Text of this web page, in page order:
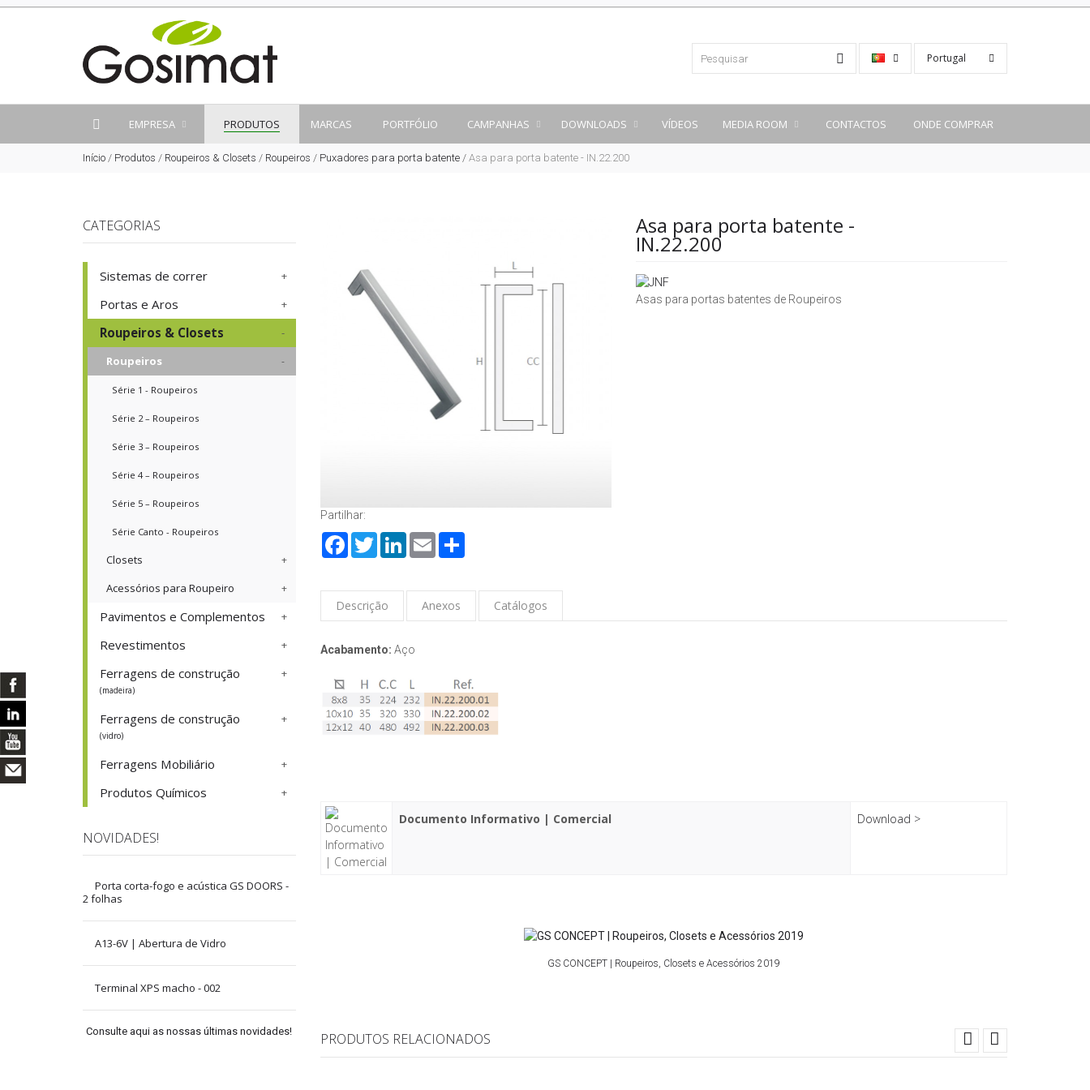
Portugal
EMPRESA PRODUTOS MARCAS PORTFÓLIO CAMPANHAS DOWNLOADS VÍDEOS MEDIA ROOM CONTACTOS ONDE COMPRAR
Início / Produtos / Roupeiros & Closets / Roupeiros / Puxadores para porta batente / Asa para porta batente - IN.22.200
CATEGORIAS
Sistemas de correr
Portas e Aros
Roupeiros & Closets
Roupeiros
Série 1 - Roupeiros
Série 2 – Roupeiros
Série 3 – Roupeiros
Série 4 – Roupeiros
Série 5 – Roupeiros
Série Canto - Roupeiros
Closets
Acessórios para Roupeiro
Pavimentos e Complementos
Revestimentos
Ferragens de construção
(madeira)
Ferragens de construção
(vidro)
Ferragens Mobiliário
Produtos Químicos
NOVIDADES!
Porta corta-fogo e acústica GS DOORS -
2 folhas
A13-6V | Abertura de Vidro
Terminal XPS macho - 002
Consulte aqui as nossas últimas novidades!
Partilhar:
FacebookTwitterLinkedInEmail Share
Asa para porta batente -
IN.22.200
Asas para portas batentes de Roupeiros
Descrição Anexos Catálogos
Acabamento: Aço
Documento Informativo | Comercial Download >
GS CONCEPT | Roupeiros, Closets e Acessórios 2019
PRODUTOS RELACIONADOS